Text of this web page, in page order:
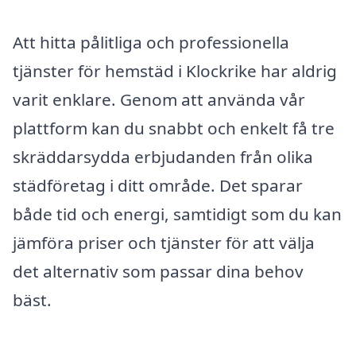
Att hitta pålitliga och professionella
tjänster för hemstäd i Klockrike har aldrig
varit enklare. Genom att använda vår
plattform kan du snabbt och enkelt få tre
skräddarsydda erbjudanden från olika
städföretag i ditt område. Det sparar
både tid och energi, samtidigt som du kan
jämföra priser och tjänster för att välja
det alternativ som passar dina behov
bäst.